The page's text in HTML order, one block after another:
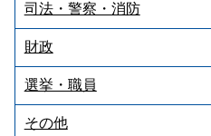
司法・警察・消防
財政
選挙・職員
その他